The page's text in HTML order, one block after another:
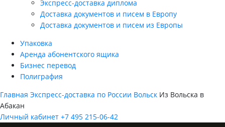
Экспресс-доставка диплома
Доставка документов и писем в Европу
Доставка документов и писем из Европы
Упаковка
Аренда абонентского ящика
Бизнес перевод
Полиграфия
Главная Экспресс-доставка по России Вольск Из Вольска в
Абакан
Личный кабинет +7 495 215-06-42